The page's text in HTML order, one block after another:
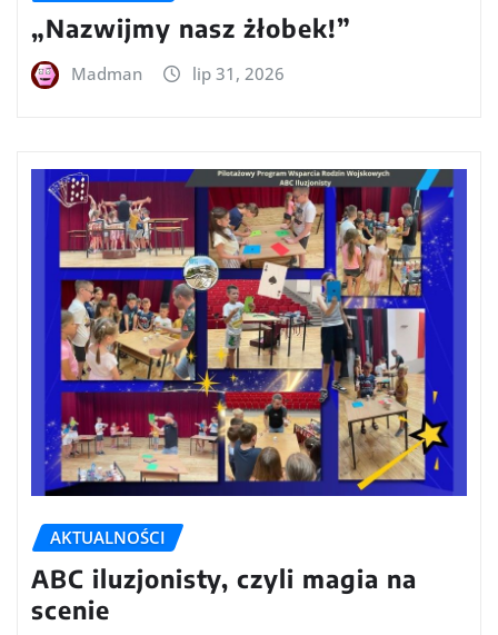
„Nazwijmy nasz żłobek!”
Madman lip 31, 2026
AKTUALNOŚCI
ABC iluzjonisty, czyli magia na
scenie